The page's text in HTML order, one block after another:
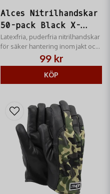
Alces Nitrilhandskar
50-pack Black X-
Large
Latexfria, puderfria nitrilhandskar
för säker hantering inom jakt och
99 kr
KÖP